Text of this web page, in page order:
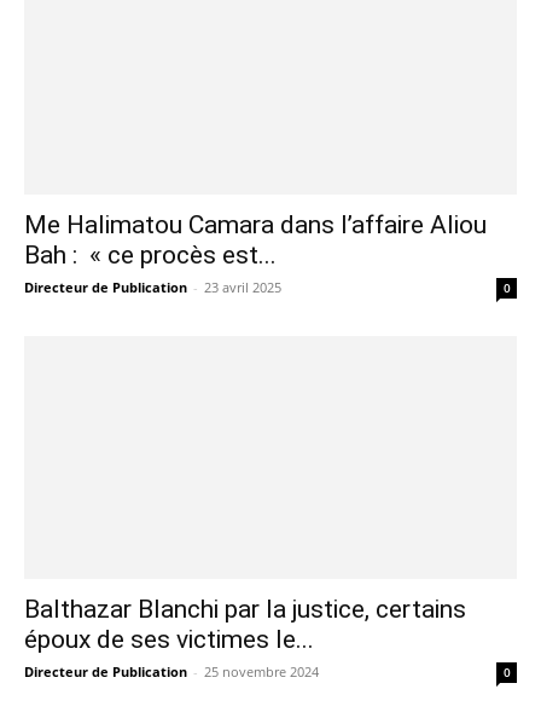
Me Halimatou Camara dans l’affaire Aliou
Bah : « ce procès est...
Directeur de Publication - 23 avril 2025 0
Balthazar Blanchi par la justice, certains
époux de ses victimes le...
Directeur de Publication - 25 novembre 2024 0